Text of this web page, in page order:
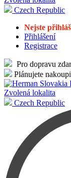
Czech Republic
Nejste
Přihlášení
Registrace
Pro dopravu
Plánujete
Zvolená lokalita
Czech Republic